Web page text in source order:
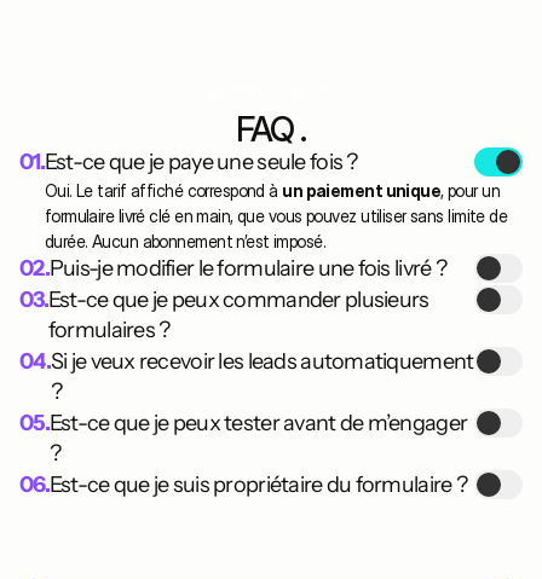
FAQ .
01.Est-ce que je paye une seule fois ?
Oui. Le tarif affiché correspond à un paiement unique, pour un
formulaire livré clé en main, que vous pouvez utiliser sans limite de
durée. Aucun abonnement n’est imposé.
02.Puis-je modifier le formulaire une fois livré ?
vous ne payez que si le résultat vous convient
à 100 %
03.Est-ce que je peux commander plusieurs
formulaires ?
04.Si je veux recevoir les leads automatiquement
?
toutes les réponses au
formulaire sont redirigées automatiquement vers l’adresse
email que vous nous avez communiquée
05.Est-ce que je peux tester avant de m’engager
?
gratuite
06.Est-ce que je suis propriétaire du formulaire ?